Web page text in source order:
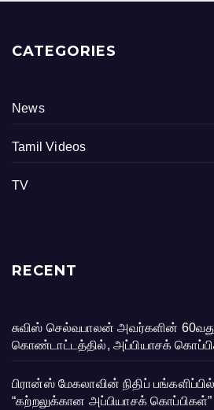
CATEGORIES
News
Tamil Videos
TV
RECENT
சுவிஸ் செல்வபாலன் அவர்களின்
கொண்டாட்டத்தில், அப்பியாசக்
பிரான்ஸ் மேகலாவின் நிதிப்
“கற்றலுக்கான அப்பியாசக்